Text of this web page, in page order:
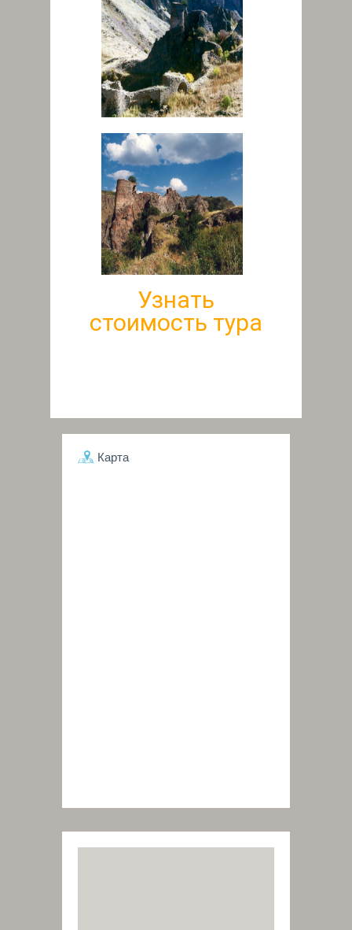
Узнать
стоимость тура
Карта